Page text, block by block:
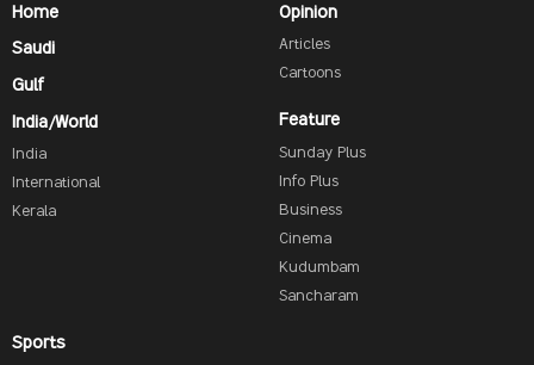
Home
Saudi
Gulf
India/World
India
International
Kerala
Opinion
Articles
Cartoons
Feature
Sunday Plus
Info Plus
Business
Cinema
Kudumbam
Sancharam
Sports